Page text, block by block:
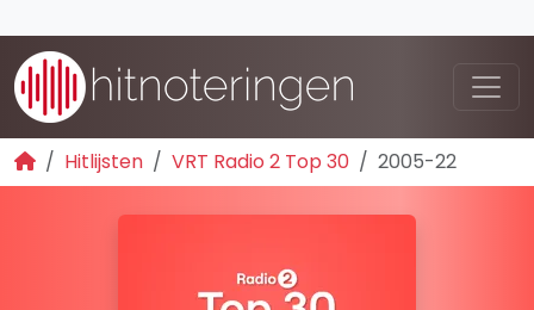
Hitlijsten VRT Radio 2 Top 30 2005-22